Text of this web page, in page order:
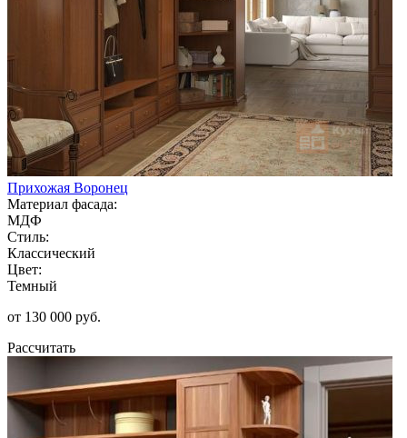
Прихожая Воронец
Материал фасада:
МДФ
Стиль:
Классический
Цвет:
Темный
от 130 000 руб.
Рассчитать